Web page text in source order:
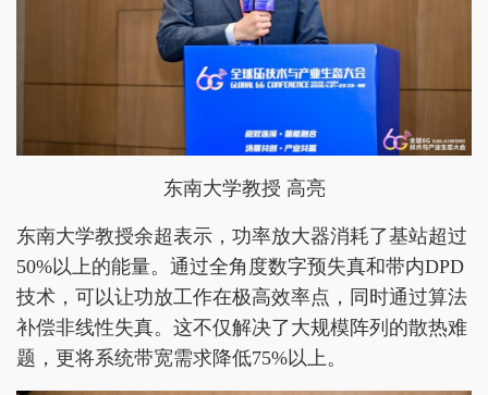
东南大学教授 高亮
东南大学教授余超表示，功率放大器消耗了基站超过
50%以上的能量。通过全角度数字预失真和带内DPD
技术，可以让功放工作在极高效率点，同时通过算法
补偿非线性失真。这不仅解决了大规模阵列的散热难
题，更将系统带宽需求降低75%以上。